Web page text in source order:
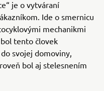
je o vytváraní
Ide o smernicu
mechanikmi
tento človek
svojej domoviny,
bol aj stelesnením